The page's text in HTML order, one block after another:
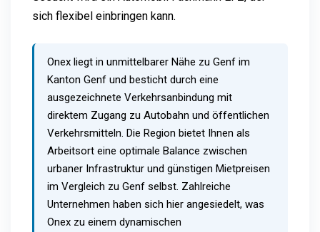
sich flexibel einbringen kann.
Onex liegt in unmittelbarer Nähe zu Genf im
Kanton Genf und besticht durch eine
ausgezeichnete Verkehrsanbindung mit
direktem Zugang zu Autobahn und öffentlichen
Verkehrsmitteln. Die Region bietet Ihnen als
Arbeitsort eine optimale Balance zwischen
urbaner Infrastruktur und günstigen Mietpreisen
im Vergleich zu Genf selbst. Zahlreiche
Unternehmen haben sich hier angesiedelt, was
Onex zu einem dynamischen